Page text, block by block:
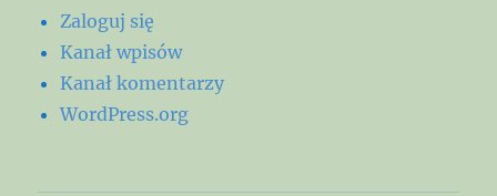
Zaloguj się
Kanał wpisów
Kanał komentarzy
WordPress.org